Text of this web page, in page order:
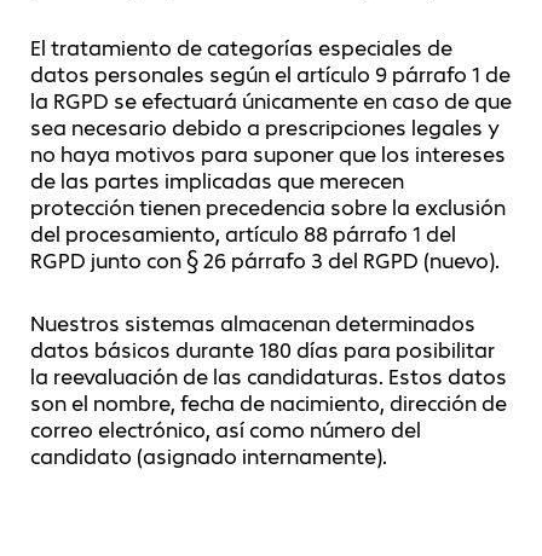
El tratamiento de categorías especiales de
datos personales según el artículo 9 párrafo 1 de
la RGPD se efectuará únicamente en caso de que
sea necesario debido a prescripciones legales y
no haya motivos para suponer que los intereses
de las partes implicadas que merecen
protección tienen precedencia sobre la exclusión
del procesamiento, artículo 88 párrafo 1 del
RGPD junto con § 26 párrafo 3 del RGPD (nuevo).
Nuestros sistemas almacenan determinados
datos básicos durante 180 días para posibilitar
la reevaluación de las candidaturas. Estos datos
son el nombre, fecha de nacimiento, dirección de
correo electrónico, así como número del
candidato (asignado internamente).